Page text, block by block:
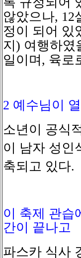
않았으나, 12
정이 되어 있
지) 여행하였
일이며, 육로
2 예수님이
소년이 공식
이 남자 성인
축되고 있다.
이 축제 관습
간이 끝나고
파스카 식사